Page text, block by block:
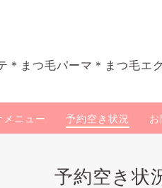
まつ毛パーマ＊まつ毛エ
メニュー 予約空き状況
予約空き状